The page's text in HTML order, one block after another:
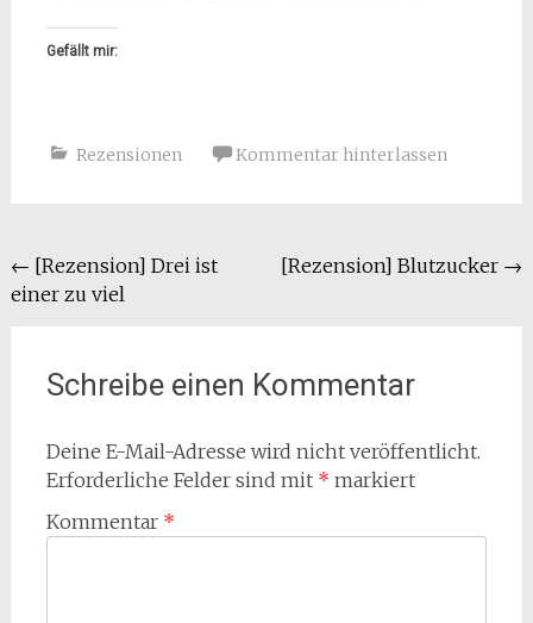
Gefällt mir:
Rezensionen Kommentar hinterlassen
Beitragsnavigation
← [Rezension] Drei ist
einer zu viel
[Rezension] Blutzucker →
Schreibe einen Kommentar
Deine E-Mail-Adresse wird nicht veröffentlicht.
Erforderliche Felder sind mit * markiert
Kommentar *